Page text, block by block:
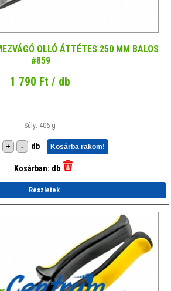
OLLÓ ÁTTÉTES 250 MM BALOS
#859
1 790 Ft / db
Súly: 406 g
+ - db Kosárba rakom!
Kosárban: db
Részletek